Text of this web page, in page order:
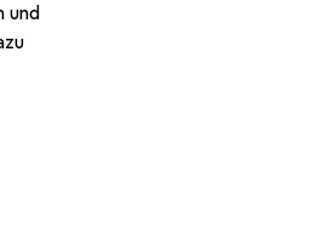
und
Produkt vidaXL Gasenar aus der